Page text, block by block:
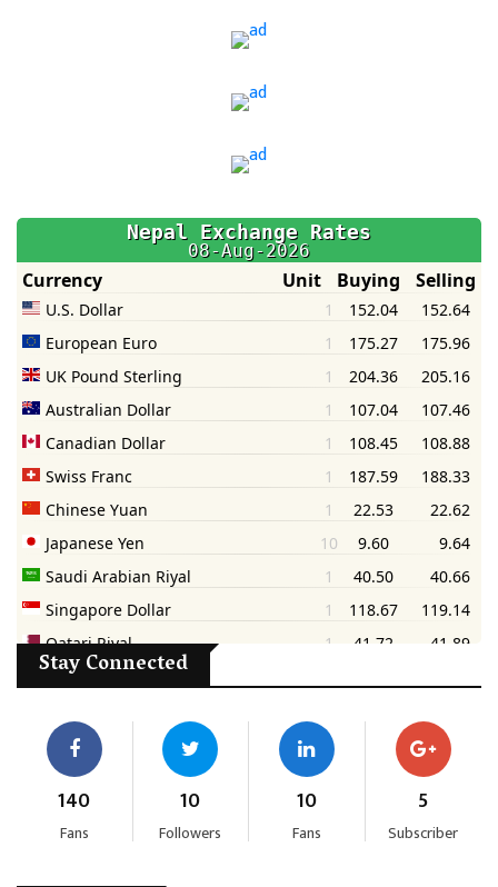
Stay Connected
140
Fans
10
Followers
10
Fans
5
Subscriber